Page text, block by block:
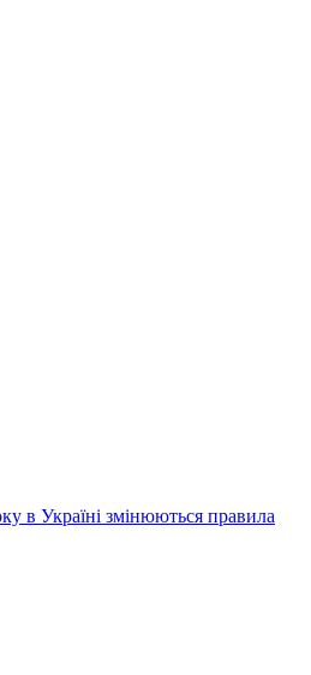
в Україні змінюються правила